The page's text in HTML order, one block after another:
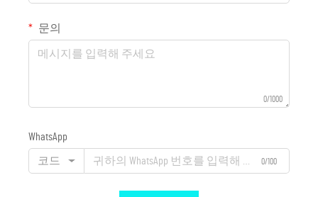
문의
0/1000
WhatsApp
코드 0/100